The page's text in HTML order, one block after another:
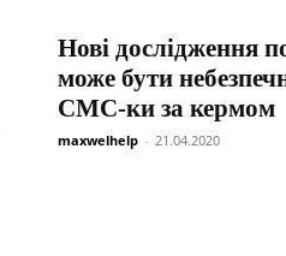
Нові дослідження
може бути
СМС-ки за кермом
maxwelhelp - 21.04.2020